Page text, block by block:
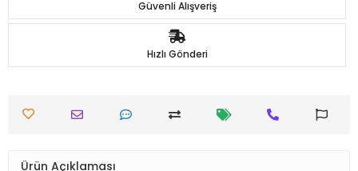
Güvenli Alışveriş
Hızlı Gönderi
Ürün Açıklaması